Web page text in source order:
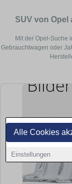
Alle Cookies
Einstellungen
SUV von Opel
Mit der Opel-Suche
Gebrauchtwagen oder